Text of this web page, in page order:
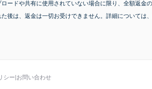
ードや共有に使用されていない場合に限り、全額返金
後は、返金は一切お受けできません。 詳細については、
シー|お問い合わせ